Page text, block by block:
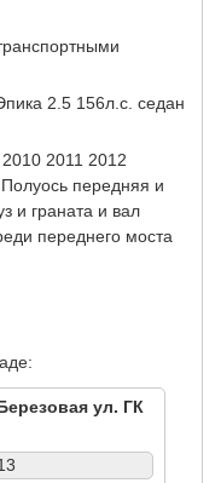
2.5 156л.с. седан
2011 2012
передняя и
и граната и вал
переднего моста
ул. ГК